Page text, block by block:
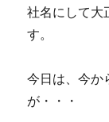
社名にして大
す。
今日は、今か
が・・・